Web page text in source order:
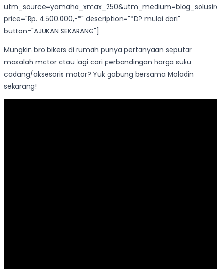
price="Rp. 4.500.000,-*" description="*DP mulai dari"
button="AJUKAN SEKARANG"]
Mungkin bro bikers di rumah punya pertanyaan seputar
masalah motor atau lagi cari perbandingan harga suku
cadang/aksesoris motor? Yuk gabung bersama Moladin
sekarang!